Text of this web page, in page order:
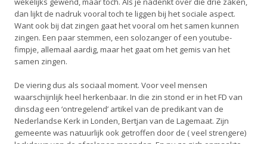
dan lijkt de nadruk vooral toch te liggen bij het sociale aspect.
Want ook bij dat zingen gaat het vooral om het samen kunnen
zingen. Een paar stemmen, een solozanger of een youtube-
fimpje, allemaal aardig, maar het gaat om het gemis van het
samen zingen.
De viering dus als sociaal moment. Voor veel mensen
waarschijnlijk heel herkenbaar. In die zin stond er in het FD van
dinsdag een ‘ontregelend’ artikel van de predikant van de
Nederlandse Kerk in Londen, Bertjan van de Lagemaat. Zijn
gemeente was natuurlijk ook getroffen door de ( veel strengere)